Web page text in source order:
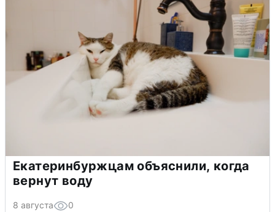
Екатеринбуржцам объяснили, когда
вернут воду
8 августа 0